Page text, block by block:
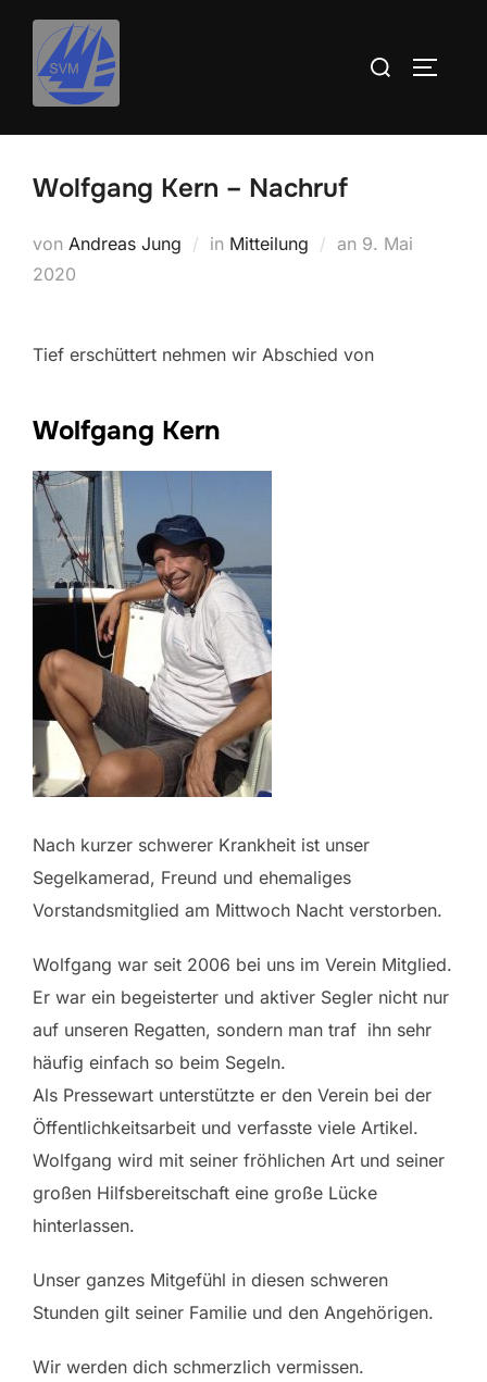
springen
Zum
Inhalt
springen
Suchen
Wolfgang Kern – Nachruf
von Andreas Jung in Mitteilung an Veröffentlicht
9. Mai
2020
Tief erschüttert nehmen wir Abschied von
Wolfgang Kern
Nach kurzer schwerer Krankheit ist unser
Segelkamerad, Freund und ehemaliges
Vorstandsmitglied am Mittwoch Nacht verstorben.
Wolfgang war seit 2006 bei uns im Verein Mitglied.
Er war ein begeisterter und aktiver Segler nicht nur
auf unseren Regatten, sondern man traf ihn sehr
häufig einfach so beim Segeln.
Als Pressewart unterstützte er den Verein bei der
Öffentlichkeitsarbeit und verfasste viele Artikel.
Wolfgang wird mit seiner fröhlichen Art und seiner
großen Hilfsbereitschaft eine große Lücke
hinterlassen.
Unser ganzes Mitgefühl in diesen schweren
Stunden gilt seiner Familie und den Angehörigen.
Wir werden dich schmerzlich vermissen.